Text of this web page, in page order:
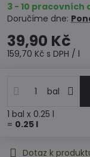
3 - 10 pracovních
Doručíme dne:
39,90 Kč
159,70 Kč s DPH / l
bal
1 bal x 0.25 l
= 0.25 l
Dotaz k